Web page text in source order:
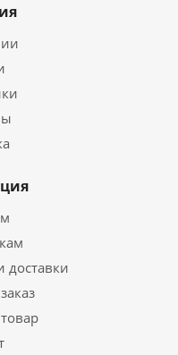
доставки